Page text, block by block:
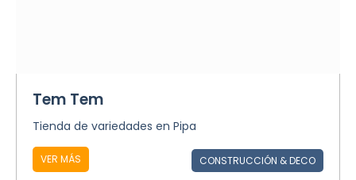
Tem Tem
Tienda de variedades en Pipa
VER MÁS CONSTRUCCIÓN & DECO